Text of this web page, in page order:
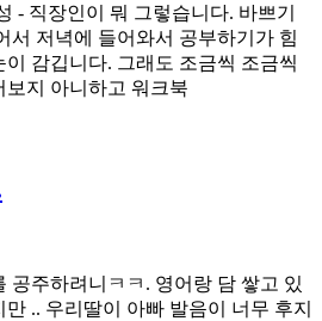
- 직장인이 뭐 그렇습니다. 바쁘기
서 저녁에 들어와서 공부하기가 힘
이 감깁니다. 그래도 조금씩 조금씩
보지 아니하고 워크북
공주하려니ㅋㅋ. 영어랑 담 쌓고 있
.. 우리딸이 아빠 발음이 너무 후지